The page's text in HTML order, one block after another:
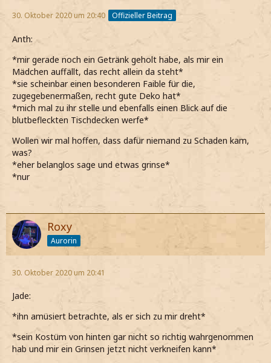
30. Oktober 2020 um 20:40 Offizieller Beitrag
Anth:
*mir gerade noch ein Getränk geholt habe, als mir ein
Mädchen auffällt, das recht allein da steht*
*sie scheinbar einen besonderen Faible für die,
zugegebenermaßen, recht gute Deko hat*
*mich mal zu ihr stelle und ebenfalls einen Blick auf die
blutbefleckten Tischdecken werfe*
Wollen wir mal hoffen, dass dafür niemand zu Schaden kam,
was?
*eher belanglos sage und etwas grinse*
*nur
Roxy
Aurorin
30. Oktober 2020 um 20:41
Jade:
*ihn amüsiert betrachte, als er sich zu mir dreht*
*sein Kostüm von hinten gar nicht so richtig wahrgenommen
hab und mir ein Grinsen jetzt nicht verkneifen kann*